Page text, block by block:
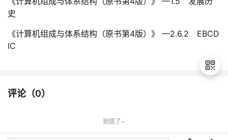
史
《计算机组成与体系结构（原书第4版）》 —2.6.2 EBCD
IC
评论（0）
到底了~